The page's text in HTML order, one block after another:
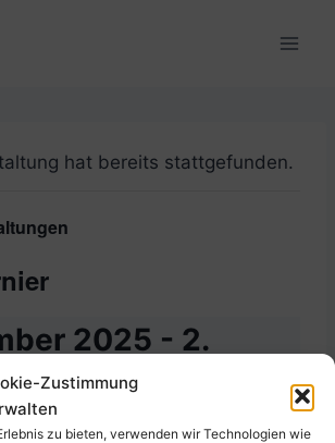
Zustimmung
zu bieten, verwenden wir Technologien wie
hat bereits stattgefunden.
2025 - 2.
2025